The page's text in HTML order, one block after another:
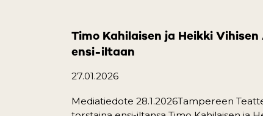
Timo Kahilaisen ja Heikki
ensi-iltaan
27.01.2026
Mediatiedote 28.1.2026Tampereen